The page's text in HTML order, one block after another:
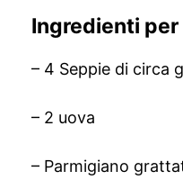
Ingredienti
– 4 Seppie di circa
– 2 uova
– Parmigiano